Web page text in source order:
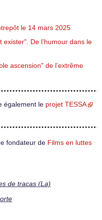
le 14 mars 2025
exister". De l’humour dans le
ascension" de l’extrême
également le projet TESSA
fondateur de Films en luttes
de tracas (La)